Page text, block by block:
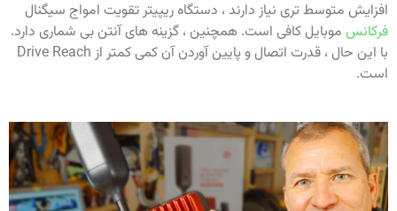
افزایش متوسط ​​تری نیاز دارند ، دستگاه ریپیتر تقویت امواج سیگنال
فرکانس موبایل کافی است. همچنین ، گزینه های آنتن بی شماری دارد.
با این حال ، قدرت اتصال و پایین آوردن آن کمی کمتر از Drive Reach
است.